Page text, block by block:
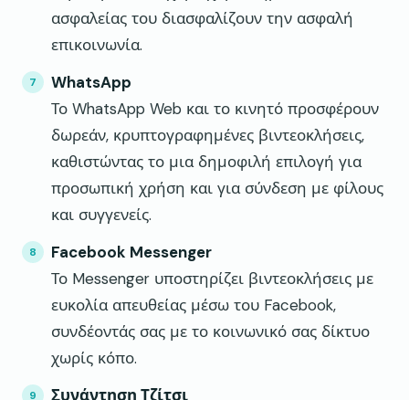
ασφαλείας του διασφαλίζουν την ασφαλή
επικοινωνία.
WhatsApp
Το WhatsApp Web και το κινητό προσφέρουν
δωρεάν, κρυπτογραφημένες βιντεοκλήσεις,
καθιστώντας το μια δημοφιλή επιλογή για
προσωπική χρήση και για σύνδεση με φίλους
και συγγενείς.
Facebook Messenger
Το Messenger υποστηρίζει βιντεοκλήσεις με
ευκολία απευθείας μέσω του Facebook,
συνδέοντάς σας με το κοινωνικό σας δίκτυο
χωρίς κόπο.
Συνάντηση Τζίτσι